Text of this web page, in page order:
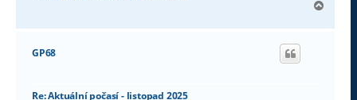
h
GP68
Re: Aktuální počasí - listopad 2025